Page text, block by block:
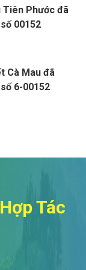
Tiên Phước đã
00152
Cà Mau đã
6-00152
Tác